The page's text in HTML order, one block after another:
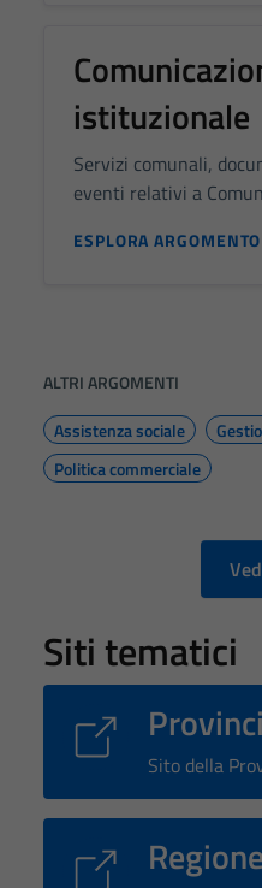
istituzionale
Servizi comunali,
eventi relativi a
ESPLORA ARGOMENTO
ALTRI ARGOMENTI
Assistenza sociale
Politica commerciale
Siti tematici
Sito della